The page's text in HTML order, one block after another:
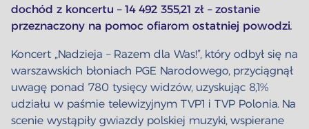
dochód z koncertu – 14 492 355,21 zł – zostanie
przeznaczony na pomoc ofiarom ostatniej powodzi.
Koncert „Nadzieja – Razem dla Was!”, który odbył się na
warszawskich błoniach PGE Narodowego, przyciągnął
uwagę ponad 780 tysięcy widzów, uzyskując 8,1%
udziału w paśmie telewizyjnym TVP1 i TVP Polonia. Na
scenie wystąpiły gwiazdy polskiej muzyki, wspierane